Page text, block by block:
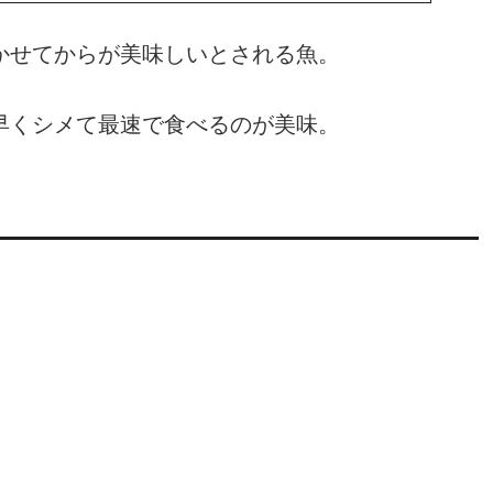
てからが美味しいとされる魚。
シメて最速で食べるのが美味。